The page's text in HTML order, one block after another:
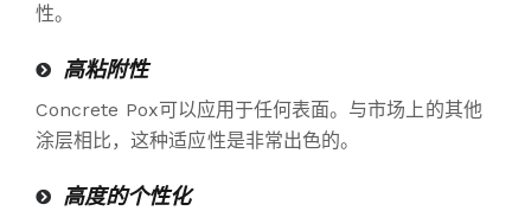
性。
高粘附性
Concrete Pox可以应用于任何表面。与市场上的其他
涂层相比，这种适应性是非常出色的。
高度的个性化